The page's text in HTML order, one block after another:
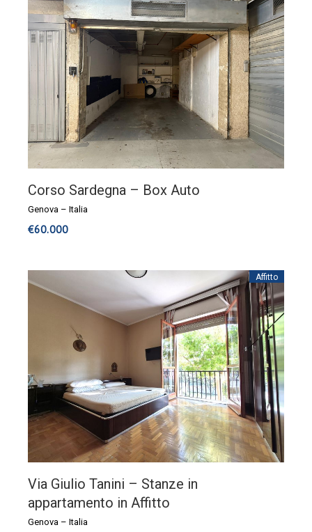
Corso Sardegna – Box Auto
Genova – Italia
€60.000
Affitto
Via Giulio Tanini – Stanze in
appartamento in Affitto
Genova – Italia